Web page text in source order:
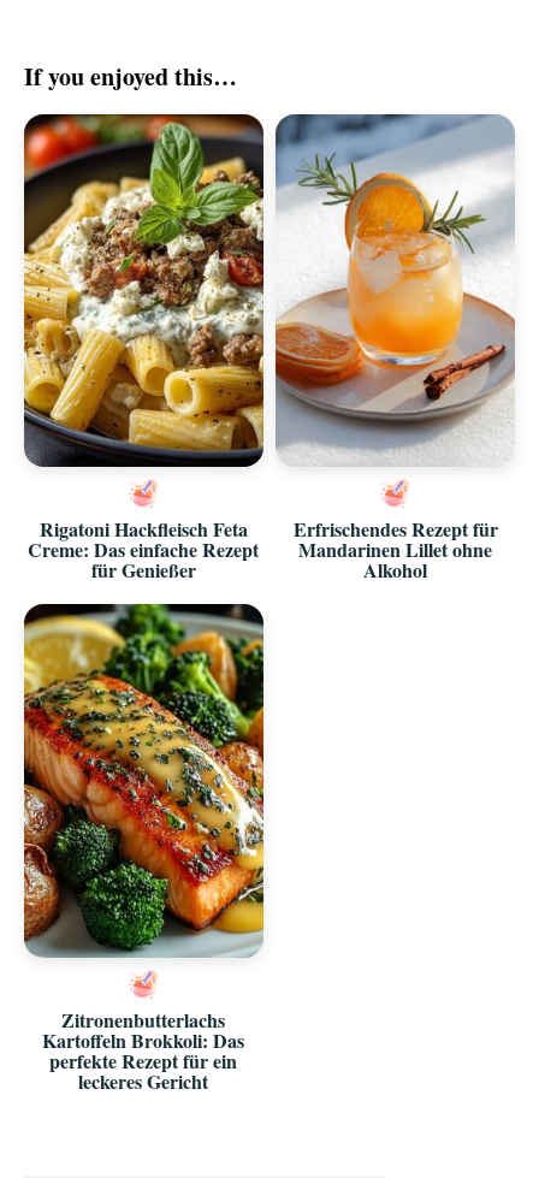
If you enjoyed this…
Rigatoni Hackfleisch Feta
Creme: Das einfache Rezept
für Genießer
Erfrischendes Rezept für
Mandarinen Lillet ohne
Alkohol
Zitronenbutterlachs
Kartoffeln Brokkoli: Das
perfekte Rezept für ein
leckeres Gericht